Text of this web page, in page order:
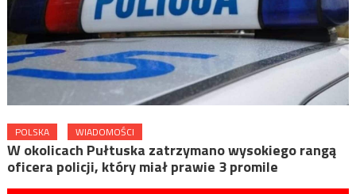
POLSKA WIADOMOŚCI
W okolicach Pułtuska zatrzymano wysokiego rangą
oficera policji, który miał prawie 3 promile